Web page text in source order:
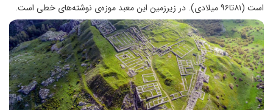
است (۸۱تا۹۶ میلادی). در زیرزمین این معبد موزه‌ی نوشته‌های خطی است.